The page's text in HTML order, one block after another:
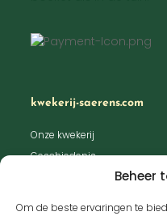
Beheer
Om de beste ervaringen te
kwekerij-saerens.com
Onze kwekerij
Geschiedenis